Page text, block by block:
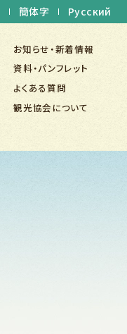
簡体字 Русский
お知らせ・新着情報
資料・パンフレット
よくある質問
観光協会について